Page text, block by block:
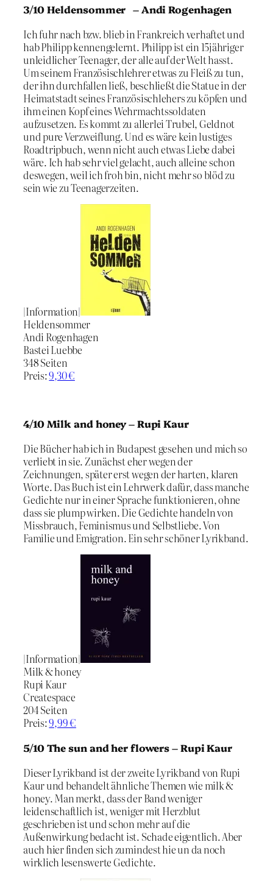
3/10 Heldensommer – Andi Rogenhagen
Ich fuhr nach bzw. blieb in Frankreich verhaftet und
hab Philipp kennengelernt. Philipp ist ein 15jähriger
unleidlicher Teenager, der alle auf der Welt hasst.
Um seinem Französischlehrer etwas zu Fleiß zu tun,
der ihn durchfallen ließ, beschließt die Statue in der
Heimatstadt seines Französischlehers zu köpfen und
ihm einen Kopf eines Wehrmachtssoldaten
aufzusetzen. Es kommt zu allerlei Trubel, Geldnot
und pure Verzweiflung. Und es wäre kein lustiges
Roadtripbuch, wenn nicht auch etwas Liebe dabei
wäre. Ich hab sehr viel gelacht, auch alleine schon
deswegen, weil ich froh bin, nicht mehr so blöd zu
sein wie zu Teenagerzeiten.
|Information|
Heldensommer
Andi Rogenhagen
Bastei Luebbe
348 Seiten
Preis:9,30 €
4/10 Milk and honey – Rupi Kaur
Die Bücher hab ich in Budapest gesehen und mich so
verliebt in sie. Zunächst eher wegen der
Zeichnungen, später erst wegen der harten, klaren
Worte. Das Buch ist ein Lehrwerk dafür, dass manche
Gedichte nur in einer Sprache funktionieren, ohne
dass sie plump wirken. Die Gedichte handeln von
Missbrauch, Feminismus und Selbstliebe. Von
Familie und Emigration. Ein sehr schöner Lyrikband.
|Information|
Milk & honey
Rupi Kaur
Createspace
204 Seiten
Preis:9,99 €
5/10 The sun and her flowers – Rupi Kaur
Dieser Lyrikband ist der zweite Lyrikband von Rupi
Kaur und behandelt ähnliche Themen wie milk &
honey. Man merkt, dass der Band weniger
leidenschaftlich ist, weniger mit Herzblut
geschrieben ist und schon mehr auf die
Außenwirkung bedacht ist. Schade eigentlich. Aber
auch hier finden sich zumindest hie un da noch
wirklich lesenswerte Gedichte.